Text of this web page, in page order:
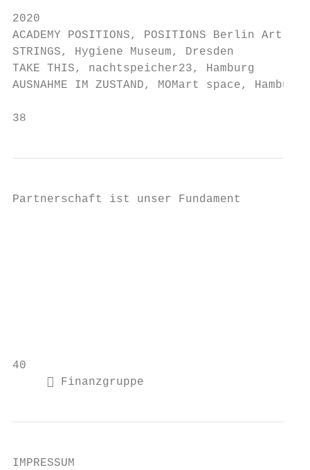
2020
ACADEMY POSITIONS, POSITIONS Berlin Art
STRINGS, Hygiene Museum, Dresden
TAKE THIS, nachtspeicher23, Hamburg
AUSNAHME IM ZUSTAND, MOMart space, Hamburg
38
Partnerschaft ist unser Fundament
40
      Finanzgruppe
IMPRESSUM